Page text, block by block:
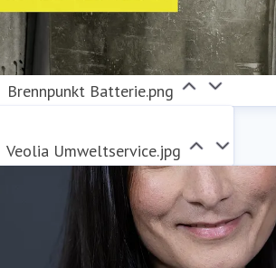
Brennpunkt Batterie.png
Veolia Umweltservice.jpg